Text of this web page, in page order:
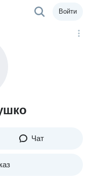
Войти
Чат